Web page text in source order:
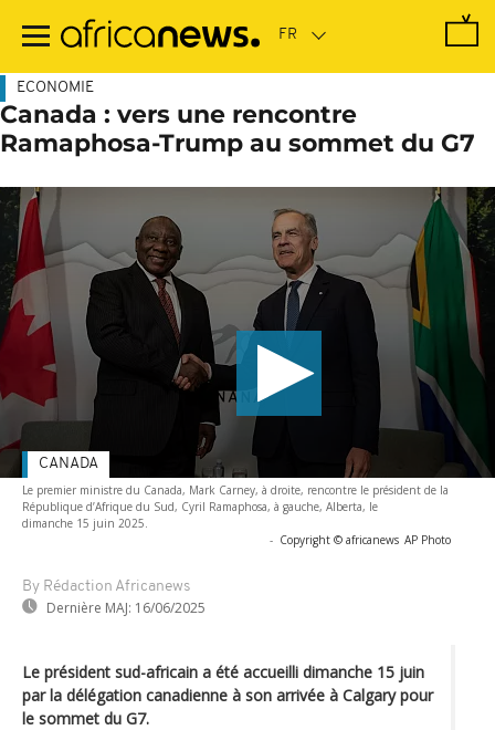
contenu
ECONOMIE
Canada : vers une rencontre
Ramaphosa-Trump au sommet du G7
Le premier ministre du Canada, Mark Carney, à droite, rencontre le président de la
République d’Afrique du Sud, Cyril Ramaphosa, à gauche, Alberta, le
dimanche 15 juin 2025.
- Copyright © africanews AP Photo
By Rédaction Africanews
Dernière MAJ: 16/06/2025
CANADA
Le président sud-africain a été accueilli dimanche 15 juin
par la délégation canadienne à son arrivée à Calgary pour
le sommet du G7.